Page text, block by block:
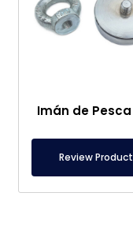
Review Product